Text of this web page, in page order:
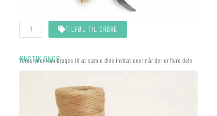
Nittetang
In-
(Eyelet)
antal
TILFØJ TIL ORDRE
RUSTIK SNOR
Vores snor kan bruges til at samle dine invitationer når der er flere dele.